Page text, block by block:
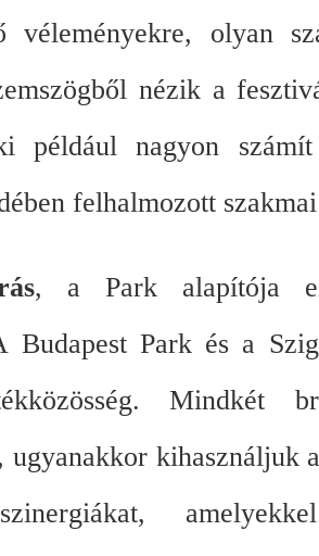
olyan
nézik a
például nagyon
felhalmozott
, a Park alapítója
Budapest Park és a
Mindkét
ugyanakkor kihasználjuk